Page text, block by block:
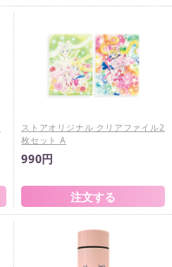
ストアオリジナル クリアファイル2
枚セット A
990円